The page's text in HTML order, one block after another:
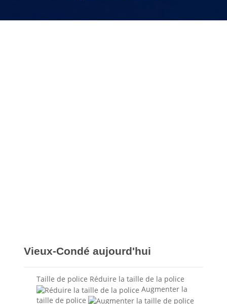
Vieux-Condé aujourd'hui
Taille de police Réduire la taille de la police
Augmenter la
taille de police